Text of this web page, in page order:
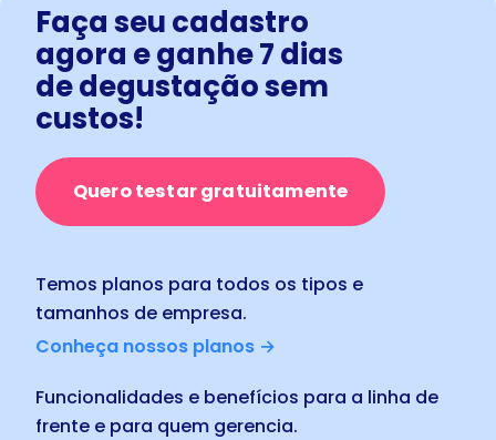
Faça seu cadastro
agora e ganhe 7 dias
de degustação sem
custos!
Quero testar gratuitamente
Temos planos para todos os tipos e
tamanhos de empresa.
Conheça nossos planos →
Funcionalidades e benefícios para a linha de
frente e para quem gerencia.